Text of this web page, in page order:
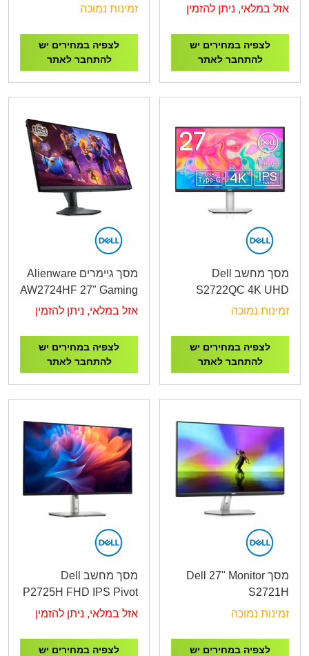
VGA HDMI
אזל במלאי, ניתן להזמין
לצפיה במחירים יש
להתחבר לאתר
27" 2XHDMI,DP
זמינות נמוכה
לצפיה במחירים יש
להתחבר לאתר
מסך מחשב Dell
S2722QC 4K UHD
USB-C 27" 2XHDMI,DP
זמינות נמוכה
לצפיה במחירים יש
להתחבר לאתר
מסך גיימרים Alienware
AW2724HF 27" Gaming
Monitor 0.5ms,SSIPS,
אזל במלאי, ניתן להזמין
לצפיה במחירים יש
להתחבר לאתר
מסך Dell 27" Monitor
S2721H
זמינות נמוכה
לצפיה במחירים יש
מסך מחשב Dell
P2725H FHD IPS Pivot
100Hz 5ms
אזל במלאי, ניתן להזמין
לצפיה במחירים יש